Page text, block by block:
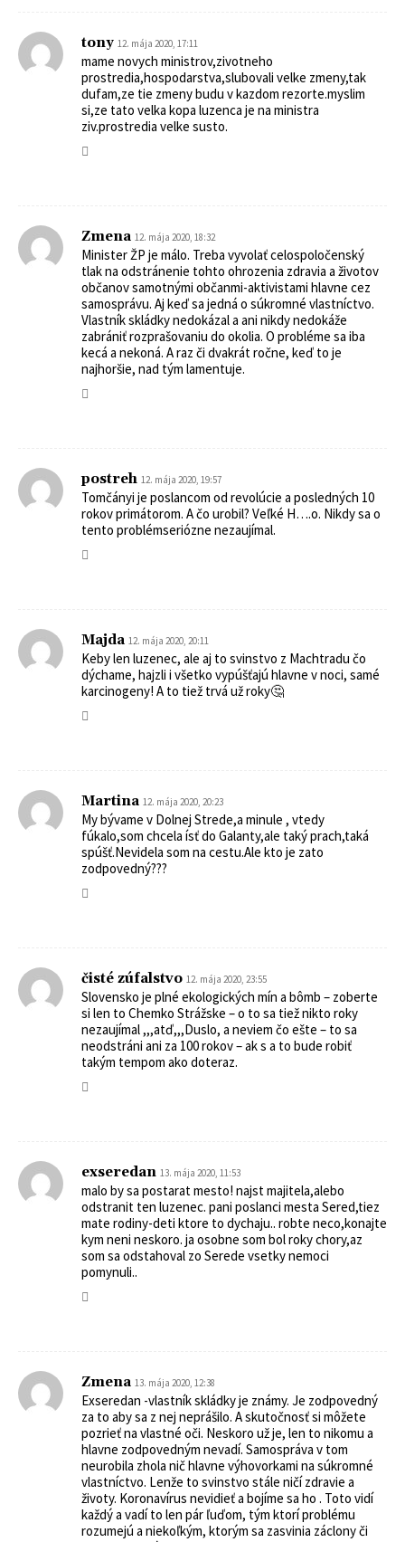
tony 12. mája 2020, 17:11
mame novych ministrov,zivotneho
prostredia,hospodarstva,slubovali velke zmeny,tak
dufam,ze tie zmeny budu v kazdom rezorte.myslim
si,ze tato velka kopa luzenca je na ministra
ziv.prostredia velke susto.
Zmena 12. mája 2020, 18:32
Minister ŽP je málo. Treba vyvolať celospoločenský
tlak na odstránenie tohto ohrozenia zdravia a životov
občanov samotnými občanmi-aktivistami hlavne cez
samosprávu. Aj keď sa jedná o súkromné vlastníctvo.
Vlastník skládky nedokázal a ani nikdy nedokáže
zabrániť rozprašovaniu do okolia. O probléme sa iba
kecá a nekoná. A raz či dvakrát ročne, keď to je
najhoršie, nad tým lamentuje.
postreh 12. mája 2020, 19:57
Tomčányi je poslancom od revolúcie a posledných 10
rokov primátorom. A čo urobil? Veľké H….o. Nikdy sa o
tento problémseriózne nezaujímal.
Majda 12. mája 2020, 20:11
Keby len luzenec, ale aj to svinstvo z Machtradu čo
dýchame, hajzli i všetko vypúšťajú hlavne v noci, samé
karcinogeny! A to tiež trvá už roky🤔
Martina 12. mája 2020, 20:23
My bývame v Dolnej Strede,a minule , vtedy
fúkalo,som chcela ísť do Galanty,ale taký prach,taká
spúšť.Nevidela som na cestu.Ale kto je zato
zodpovedný???
čisté zúfalstvo 12. mája 2020, 23:55
Slovensko je plné ekologických mín a bômb – zoberte
si len to Chemko Strážske – o to sa tiež nikto roky
nezaujímal ,,,atď,,,Duslo, a neviem čo ešte – to sa
neodstráni ani za 100 rokov – ak s a to bude robiť
takým tempom ako doteraz.
exseredan 13. mája 2020, 11:53
malo by sa postarat mesto! najst majitela,alebo
odstranit ten luzenec. pani poslanci mesta Sered,tiez
mate rodiny-deti ktore to dychaju.. robte neco,konajte
kym neni neskoro. ja osobne som bol roky chory,az
som sa odstahoval zo Serede vsetky nemoci
pomynuli..
Zmena 13. mája 2020, 12:38
Exseredan -vlastník skládky je známy. Je zodpovedný
za to aby sa z nej neprášilo. A skutočnosť si môžete
pozrieť na vlastné oči. Neskoro už je, len to nikomu a
hlavne zodpovedným nevadí. Samospráva v tom
neurobila zhola nič hlavne výhovorkami na súkromné
vlastníctvo. Lenže to svinstvo stále ničí zdravie a
životy. Koronavírus nevidieť a bojíme sa ho . Toto vidí
každý a vadí to len pár ľuďom, tým ktorí problému
rozumejú a niekoľkým, ktorým sa zasvinia záclony či